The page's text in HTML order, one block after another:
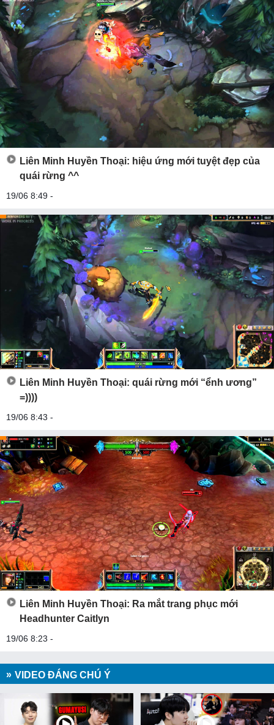
Liên Minh Huyền Thoại: hiệu ứng mới tuyệt đẹp của
quái rừng ^^
19/06 8:49 -
Liên Minh Huyền Thoại: quái rừng mới “ểnh ương”
=))))
19/06 8:43 -
Liên Minh Huyền Thoại: Ra mắt trang phục mới
Headhunter Caitlyn
19/06 8:23 -
VIDEO ĐÁNG CHÚ Ý